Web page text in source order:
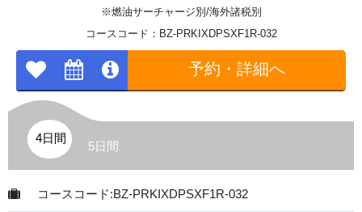
※燃油サーチャージ別/海外諸税別
コースコード：BZ-PRKIXDPSXF1R-032
予約・詳細へ
4日間
5日間
コースコード:BZ-PRKIXDPSXF1R-032